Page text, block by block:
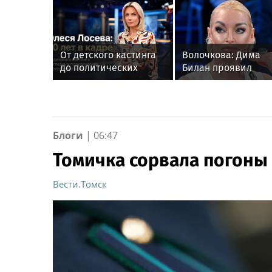
От детского кастинга
до политических
эфиров: как Олеся
телевидении
Волочкова: Дима
Билан проявил
неуважение к
Блоги | 06:47
Томичка сорвала
Вести.Томск